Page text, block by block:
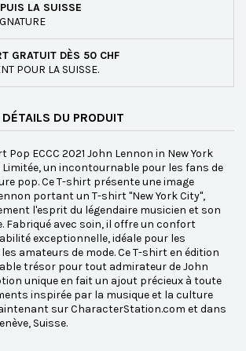
LA SUISSE
GRATUIT DÈS 50 CHF
POUR LA SUISSE.
DÉTAILS DU PRODUIT
Pop ECCC 2021 John Lennon in New York
un incontournable pour les fans de
pop. Ce T-shirt présente une image
portant un T-shirt "New York City",
l'esprit du légendaire musicien et son
Fabriqué avec soin, il offre un confort
exceptionnelle, idéale pour les
amateurs de mode. Ce T-shirt en édition
trésor pour tout admirateur de John
unique en fait un ajout précieux à toute
inspirée par la musique et la culture
sur CharacterStation.com et dans
Suisse.